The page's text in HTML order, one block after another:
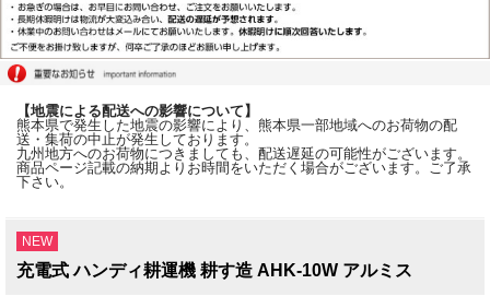
【地震による配送への影響について】
熊本県で発生した地震の影響により、熊本県一部地域へのお荷物の配
送・集荷の中止が発生しております。
九州地方へのお荷物につきましても、配送遅延の可能性がございます。
商品ページ記載の納期よりお時間をいただく場合がございます。ご了承
下さい。
NEW
充電式 ハンディ耕運機 耕す造 AHK-10W アルミス